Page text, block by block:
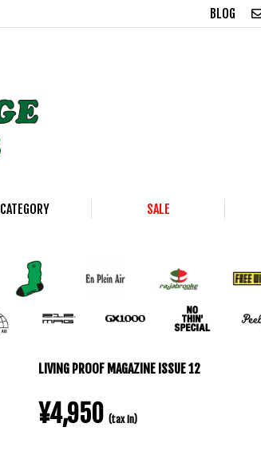
BLOG
CATEGORY SALE
LIVING PROOF MAGAZINE ISSUE 12
¥4,950 (tax in)